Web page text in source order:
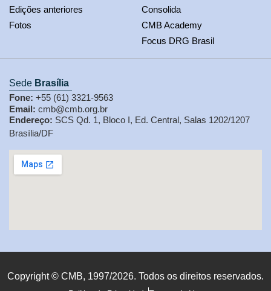
Edições anteriores
Fotos
Consolida
CMB Academy
Focus DRG Brasil
Sede Brasília
Fone: +55 (61) 3321-9563
Email: cmb@cmb.org.br
Endereço: SCS Qd. 1, Bloco I, Ed. Central, Salas 1202/1207
Brasília/DF
Copyright © CMB, 1997/2026. Todos os direitos reservados.